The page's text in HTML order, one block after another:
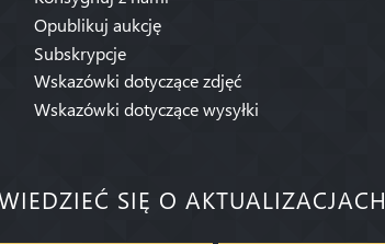
Opublikuj aukcję
Subskrypcje
Wskazówki dotyczące zdjęć
Wskazówki dotyczące wysyłki
SIĘ O